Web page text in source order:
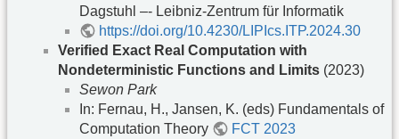
Dagstuhl –- Leibniz-Zentrum für Informatik
https://doi.org/10.4230/LIPIcs.ITP.2024.30
Verified Exact Real Computation with
Nondeterministic Functions and Limits (2023)
Sewon Park
In: Fernau, H., Jansen, K. (eds) Fundamentals of
Computation Theory
FCT 2023